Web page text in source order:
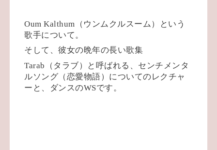
Oum Kalthum （ウンムクルスーム）という
歌手について。
そして、彼女の晩年の長い歌集
Tarab （タラブ）と呼ばれる、センチメンタ
ルソング（恋愛物語）についてのレクチャ
ーと、ダンスのWSです。